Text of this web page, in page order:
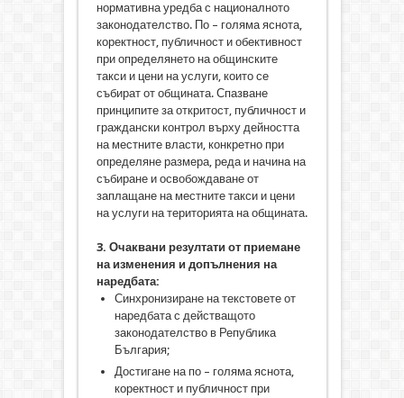
нормативна уредба с националното
законодателство. По – голяма яснота,
коректност, публичност и обективност
при определянето на общинските
такси и цени на услуги, които се
събират от общината. Спазване
принципите за откритост, публичност и
граждански контрол върху дейността
на местните власти, конкретно при
определяне размера, реда и начина на
събиране и освобождаване от
заплащане на местните такси и цени
на услуги на територията на общината.
3. Очаквани резултати от приемане
на изменения и допълнения на
наредбата:
Синхронизиране на текстовете от
наредбата с действащото
законодателство в Република
България;
Достигане на по – голяма яснота,
коректност и публичност при